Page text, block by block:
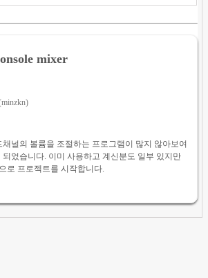
mixer
채널의 볼륨을 조절하는 프로그램이 많지 않아보여
되었습니다. 이미 사용하고 계신분도 일부 있지만
로 프로젝트를 시작합니다.